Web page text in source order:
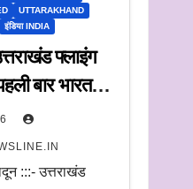
UTTARAKHAND
इंडिया INDIA
फ्लाइंग
बार भारत
प्रतिभाग
:::- उत्तराखंड